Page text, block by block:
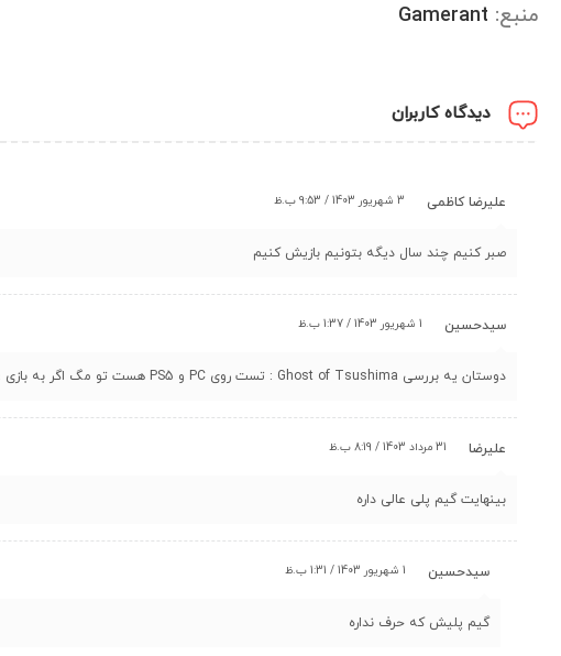
منبع: Gamerant
دیدگاه کاربران
علیرضا کاظمی 3 شهریور 1403 / 9:53 ب.ظ
صبر کنیم چند سال دیگه بتونیم بازیش کنیم
سیدحسین 1 شهریور 1403 / 1:37 ب.ظ
دوستان یه بررسی Ghost of Tsushima : تست روی PC و PS5 هست تو مگ اگر به بازی علاقه دارید بفرماید برید چک کنید
علیرضا 31 مرداد 1403 / 8:19 ب.ظ
بینهایت گیم پلی عالی داره
سیدحسین 1 شهریور 1403 / 1:31 ب.ظ
گیم پلیش که حرف نداره